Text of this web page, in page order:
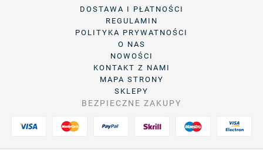
DOSTAWA I PŁATNOŚCI
REGULAMIN
POLITYKA PRYWATNOŚCI
O NAS
NOWOŚCI
KONTAKT Z NAMI
MAPA STRONY
SKLEPY
BEZPIECZNE ZAKUPY